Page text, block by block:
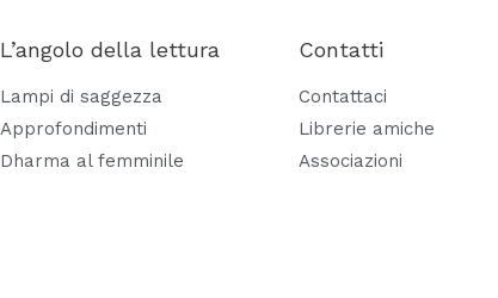
L’angolo della lettura
Lampi di saggezza
Approfondimenti
Dharma al femminile
Contatti
Contattaci
Librerie amiche
Associazioni